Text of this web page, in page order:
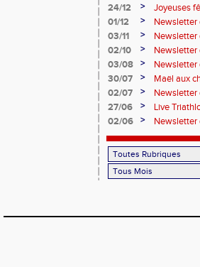
24/12
>
Joyeuses
01/12
>
Newsletter
03/11
>
02/10
>
03/08
>
30/07
>
Maël aux
02/07
>
27/06
>
Live
02/06
>